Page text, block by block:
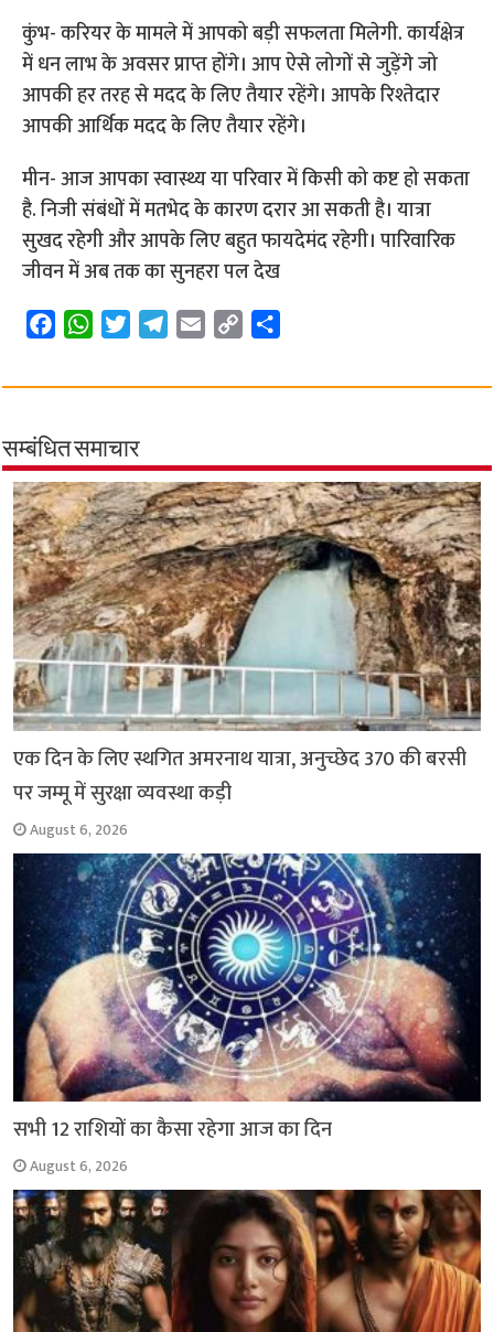
कुंभ- करियर के मामले में आपको बड़ी सफलता मिलेगी. कार्यक्षेत्र
में धन लाभ के अवसर प्राप्त होंगे। आप ऐसे लोगों से जुड़ेंगे जो
आपकी हर तरह से मदद के लिए तैयार रहेंगे। आपके रिश्तेदार
आपकी आर्थिक मदद के लिए तैयार रहेंगे।
मीन- आज आपका स्वास्थ्य या परिवार में किसी को कष्ट हो सकता
है. निजी संबंधों में मतभेद के कारण दरार आ सकती है। यात्रा
सुखद रहेगी और आपके लिए बहुत फायदेमंद रहेगी। पारिवारिक
जीवन में अब तक का सुनहरा पल देख
c
b
o
o
k
W
a
s
A
p
p
i
t
e
r
l
r
a
m
a
p
i
n
k
a
सम्बंधित समाचार
एक दिन के लिए स्थगित अमरनाथ यात्रा, अनुच्छेद 370 की बरसी
पर जम्मू में सुरक्षा व्यवस्था कड़ी
August 6, 2026
सभी 12 राशियों का कैसा रहेगा आज का दिन
August 6, 2026